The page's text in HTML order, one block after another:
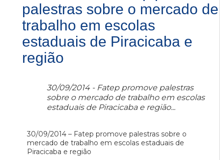
palestras sobre o mercado de
trabalho em escolas
estaduais de Piracicaba e
região
30/09/2014 - Fatep promove palestras
sobre o mercado de trabalho em escolas
estaduais de Piracicaba e região...
30/09/2014 – Fatep promove palestras sobre o
mercado de trabalho em escolas estaduais de
Piracicaba e região